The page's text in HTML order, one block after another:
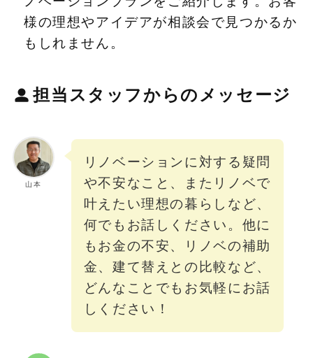
様の理想やアイデアが相談会で見つかるか
もしれません。
担当スタッフからのメッセージ
山本
リノベーションに対する疑問
や不安なこと、またリノベで
叶えたい理想の暮らしなど、
何でもお話しください。他に
もお金の不安、リノベの補助
金、建て替えとの比較など、
どんなことでもお気軽にお話
しください！